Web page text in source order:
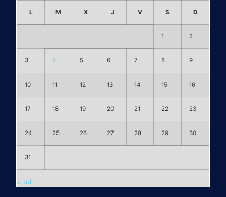
L M X J V S D
1 2
3 4 5 6 7 8 9
10 11 12 13 14 15 16
17 18 19 20 21 22 23
24 25 26 27 28 29 30
31
« Jul